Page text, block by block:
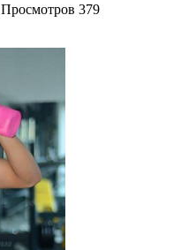
Просмотров 379